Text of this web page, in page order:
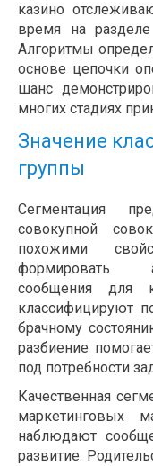
казино
время на разделе
Алгоритмы
основе цепочки
шанс
многих стадиях
Значение
группы
Сегментация
совокупной
похожими
формировать
сообщения для
классифицируют
брачному
разбиение
под потребности
Качественная
маркетинговых
наблюдают
развитие.